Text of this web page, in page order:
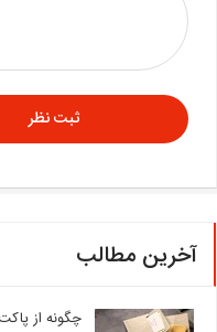
آخرین مطالب
چگونه از